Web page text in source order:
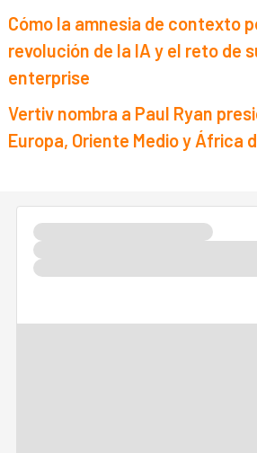
Cómo la amnesia de contexto
revolución de la IA y el reto de
enterprise
Vertiv nombra a Paul Ryan
Europa, Oriente Medio y África